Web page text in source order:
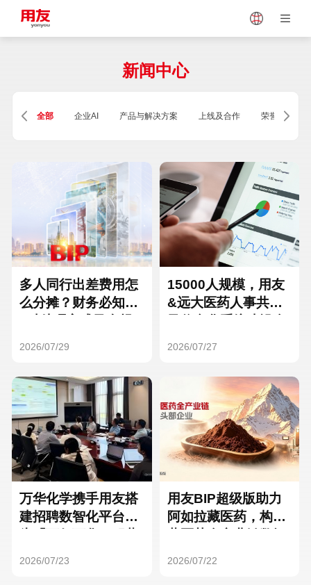
Vietnam
Singapore Malaysia
Thailand
Turkey
Hungary Mexico
Hong Kong Macau
新闻中心
全部 企业AI 产品与解决方案 上线及合作 荣誉及资质
多人同行出差费用怎
么分摊？财务必知的
2026/07/29
15000人规模，用友
&远大医药人事共享
2026/07/27
万华化学携手用友搭
建招聘数智化平台，
2026/07/23
用友BIP超级版助力
阿如拉藏医药，构建
2026/07/22